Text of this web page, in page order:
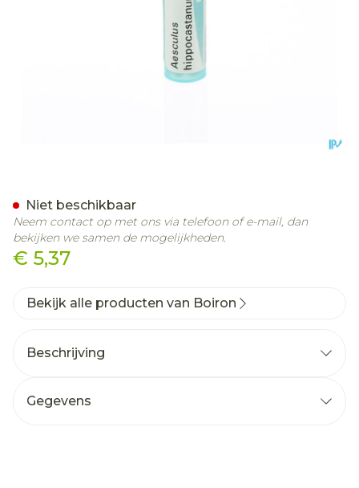
€ 5,37
Niet beschikbaar
Neem contact op met ons via telefoon of e-mail, dan
bekijken we samen de mogelijkheden.
Bekijk alle producten van Boiron
Beschrijving
Gegevens